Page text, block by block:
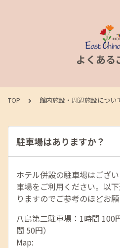
よくある
TOP 館内施設・周辺施設につい
駐車場はありますか？
ホテル併設の駐車場はござ
車場をご利用ください。以
りますのでご参考のほどお願
八島第二駐車場：1時間
間 50円）
Map: